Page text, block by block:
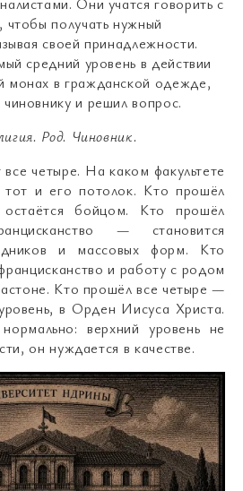
получать нужный
своей принадлежности.
средний уровень в действии
монах в гражданской одежде,
и решил вопрос.
. Род. Чиновник.
четыре. На каком факультете
и его потолок. Кто прошёл
остаётся бойцом. Кто прошёл
— становится
и массовых форм. Кто
и работу с родом
Кто прошёл все четыре —
в Орден Иисуса Христа.
верхний уровень не
он нуждается в качестве.